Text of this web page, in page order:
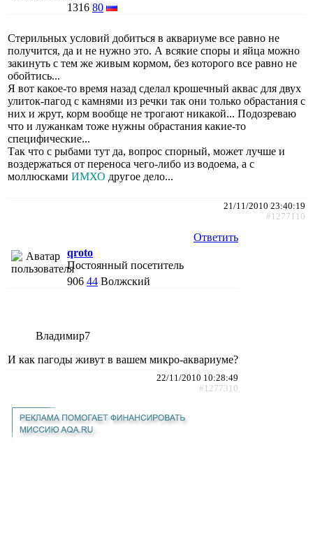
1316 80
Стерильных условий добиться в аквариуме все равно не
получится, да и не нужно это. А всякие споры и яйца можно
закинуть с тем же живым кормом, без которого все равно не
обойтись...
Я вот какое-то время назад сделал крошечный аквас для двух
улиток-пагод с камнями из речки так они только обрастания с
них и жрут, корм вообще не трогают никакой... Подозреваю
что и лужанкам тоже нужны обрастания какие-то
специфические...
Так что с рыбами тут да, вопрос спорный, может лучше и
воздержаться от переноса чего-либо из водоема, а с
моллюсками ИМХО другое дело...
21/11/2010 23:40:19
#1277110
Ответить
qroto
Постоянный посетитель
906 44 Волжский
Владимир7
И как пагоды живут в вашем микро-аквариуме?
22/11/2010 10:28:49
#1277310